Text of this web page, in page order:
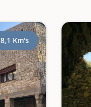
8,1 Km's